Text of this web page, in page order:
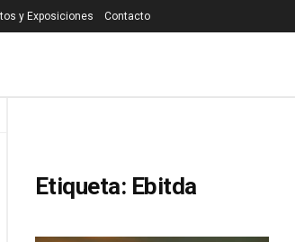
y Exposiciones Contacto
Etiqueta: Ebitda